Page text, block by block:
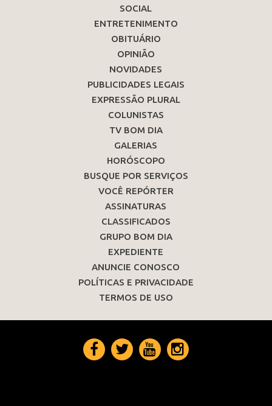
SOCIAL
ENTRETENIMENTO
OBITUÁRIO
OPINIÃO
NOVIDADES
PUBLICIDADES LEGAIS
EXPRESSÃO PLURAL
COLUNISTAS
TV BOM DIA
GALERIAS
HORÓSCOPO
BUSQUE POR SERVIÇOS
VOCÊ REPÓRTER
ASSINATURAS
CLASSIFICADOS
GRUPO BOM DIA
EXPEDIENTE
ANUNCIE CONOSCO
POLÍTICAS E PRIVACIDADE
TERMOS DE USO